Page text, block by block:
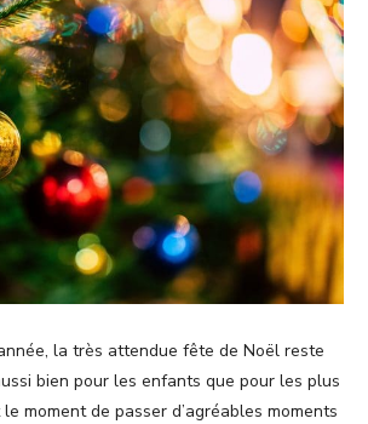
la très attendue fête de Noël reste
bien pour les enfants que pour les plus
moment de passer d’agréables moments